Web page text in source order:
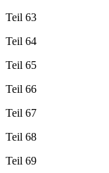
Teil 63
Teil 64
Teil 65
Teil 66
Teil 67
Teil 68
Teil 69